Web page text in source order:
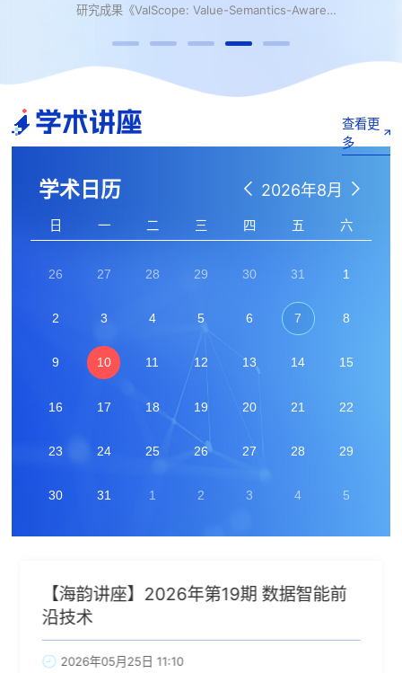
研究成果《ValScope: Value-Semantics-Aware
DBMSs》被第20届 USENIX Symposium on Operating
Systems Design and Implementation（OSDI 2026）录
用。OSDI 是系统领域最具影响力的国际学术会议之一，是中
统、分布式系统及系统软件等方向的前沿研究。该研究是厦
学术讲座
查看更
多
学术日历 2026年8月
日 一 二 三 四 五 六
26 27 28 29 30 31 1
2 3 4 5 6 7 8
9 10 11 12 13 14 15
16 17 18 19 20 21 22
23 24 25 26 27 28 29
30 31 1 2 3 4 5
【海韵讲座】2026年第19期 数据智能前
沿技术
2026年05月25日 11:10